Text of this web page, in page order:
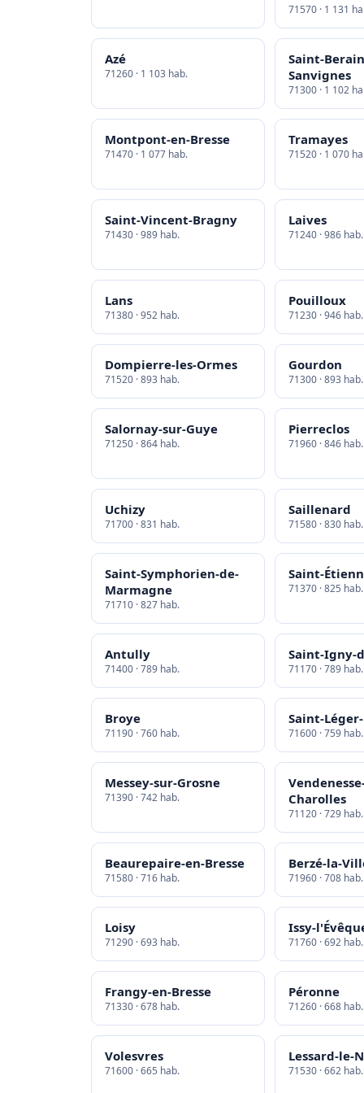
71570 · 1 131
Azé
71260 · 1 103 hab.
Saint-
Sanvignes
71300 · 1 102
Montpont-en-Bresse
71470 · 1 077 hab.
Tramayes
71520 · 1 070
Saint-Vincent-Bragny
71430 · 989 hab.
Laives
71240 · 986 hab.
Lans
71380 · 952 hab.
Pouilloux
71230 · 946 hab.
Dompierre-les-Ormes
71520 · 893 hab.
Gourdon
71300 · 893 hab.
Salornay-sur-Guye
71250 · 864 hab.
Pierreclos
71960 · 846 hab.
Uchizy
71700 · 831 hab.
Saillenard
71580 · 830 hab.
Saint-Symphorien-de-
Marmagne
71710 · 827 hab.
Saint-
71370 · 825 hab.
Antully
71400 · 789 hab.
Saint-Igny-
71170 · 789 hab.
Broye
71190 · 760 hab.
Saint-
71600 · 759 hab.
Messey-sur-Grosne
71390 · 742 hab.
Charolles
71120 · 729 hab.
Beaurepaire-en-Bresse
71580 · 716 hab.
Berzé-la-
71960 · 708 hab.
Loisy
71290 · 693 hab.
Issy-
71760 · 692 hab.
Frangy-en-Bresse
71330 · 678 hab.
Péronne
71260 · 668 hab.
Volesvres
71600 · 665 hab.
Lessard-le-
71530 · 662 hab.